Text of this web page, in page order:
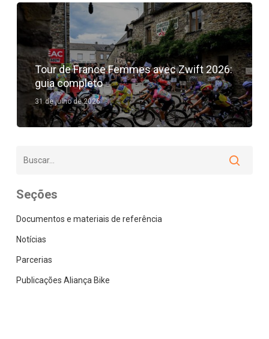
Tour de France Femmes avec Zwift 2026:
guia completo
31 de julho de 2026
Seções
Documentos e materiais de referência
Notícias
Parcerias
Publicações Aliança Bike